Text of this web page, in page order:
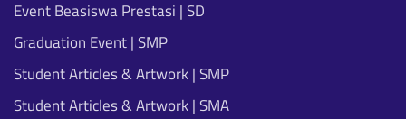
Event Beasiswa Prestasi | SD
Graduation Event | SMP
Student Articles & Artwork | SMP
Student Articles & Artwork | SMA